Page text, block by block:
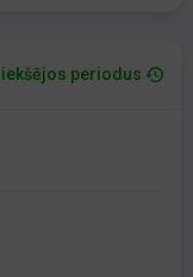
periodus